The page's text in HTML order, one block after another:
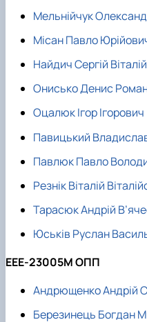
Мельнійчук
Місан Павло
Найдич Сергій
Онисько Денис
Оцалюк Ігор Ігорович
Павицький
Павлюк Павло
Резнік Віталій
Тарасюк Андрій
Юськів Руслан
ЕЕЕ-23005М ОПП
Андрющенко Андрій
Березинець Богдан